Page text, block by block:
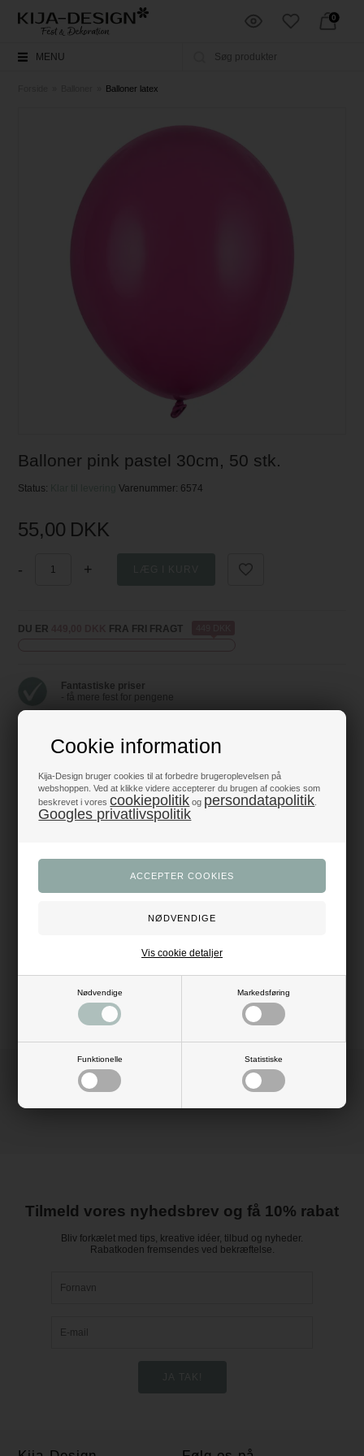
Cookie information
Kija-Design bruger cookies til at forbedre brugeroplevelsen på
webshoppen. Ved at klikke videre accepterer du brugen af cookies som
beskrevet i vorescookiepolitik og persondatapolitik
Googles privatlivspolitik
Nødvendige Markedsføring
Funktionelle Statistiske
Vis cookie detaljer
0
MENU
Balloner latex
Balloner pink pastel 30cm, 50 stk.
Status: Klar til leveringVarenummer: 6574
55,00 DKK
- +
DU ER FRA FRI FRAGT
Fantastiske priser
- få mere fest for pengene
Produkter i topklasse
- alt til fest og dekoration
Trustpilot 5/5 - Fremragende
+1200 glade anmeldelser
- med hurtig levering
Anmeldelser
Pustes op med luft eller helium ballongas
Tilmeld vores nyhedsbrev og få 10% rabat
Bliv forkælet med tips, kreative idéer, tilbud og nyheder.
Rabatkoden fremsendes ved bekræftelse.